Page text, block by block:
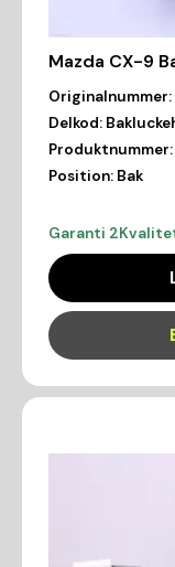
Mazda CX-9
Originalnummer:
Delkod:
Produktnummer:
Position: Bak
Garanti 2